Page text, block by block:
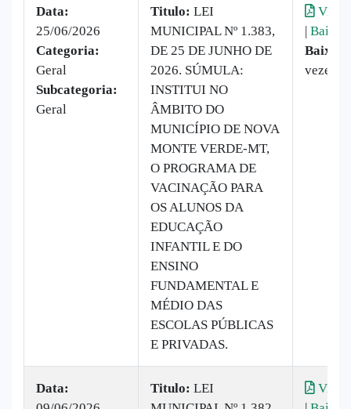
Data:
25/06/2026
Categoria:
Geral
Subcategoria:
Geral
Titulo: LEI
MUNICIPAL Nº 1.383,
DE 25 DE JUNHO DE
2026. SÚMULA:
INSTITUI NO
ÂMBITO DO
MUNICÍPIO DE NOVA
MONTE VERDE-MT,
O PROGRAMA DE
VACINAÇÃO PARA
OS ALUNOS DA
EDUCAÇÃO
INFANTIL E DO
ENSINO
FUNDAMENTAL E
MÉDIO DAS
ESCOLAS PÚBLICAS
E PRIVADAS.
| Baixar
vezes
Data:
Titulo: LEI